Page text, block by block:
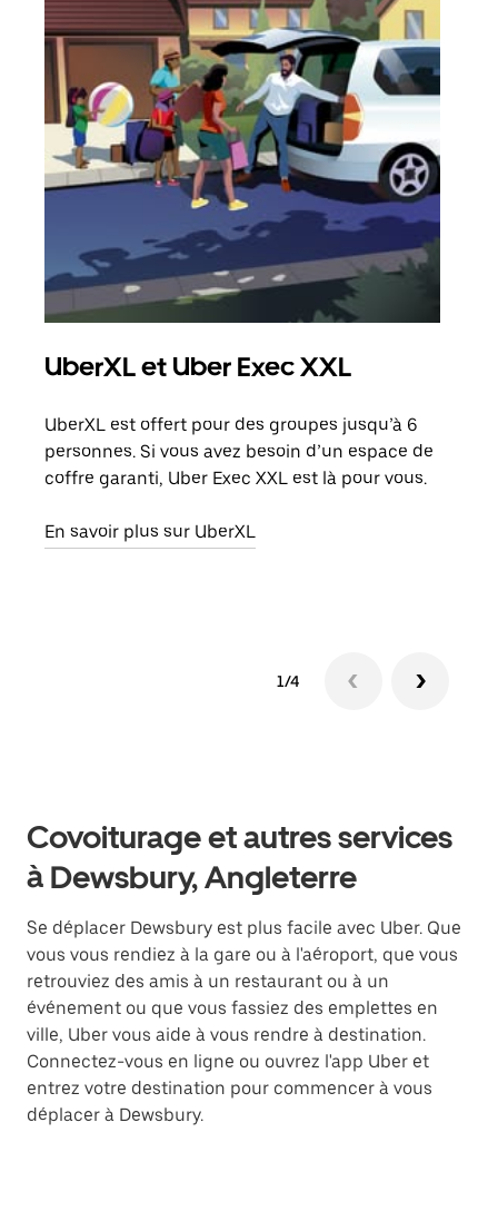
UberXL et Uber Exec XXL
UberXL est offert pour des groupes jusqu’à 6
personnes. Si vous avez besoin d’un espace de
coffre garanti, Uber Exec XXL est là pour vous.
En savoir plus sur UberXL
1/4
Covoiturage et autres services
à Dewsbury, Angleterre
Se déplacer Dewsbury est plus facile avec Uber. Que
vous vous rendiez à la gare ou à l'aéroport, que vous
retrouviez des amis à un restaurant ou à un
événement ou que vous fassiez des emplettes en
ville, Uber vous aide à vous rendre à destination.
Connectez-vous en ligne ou ouvrez l'app Uber et
entrez votre destination pour commencer à vous
déplacer à Dewsbury.